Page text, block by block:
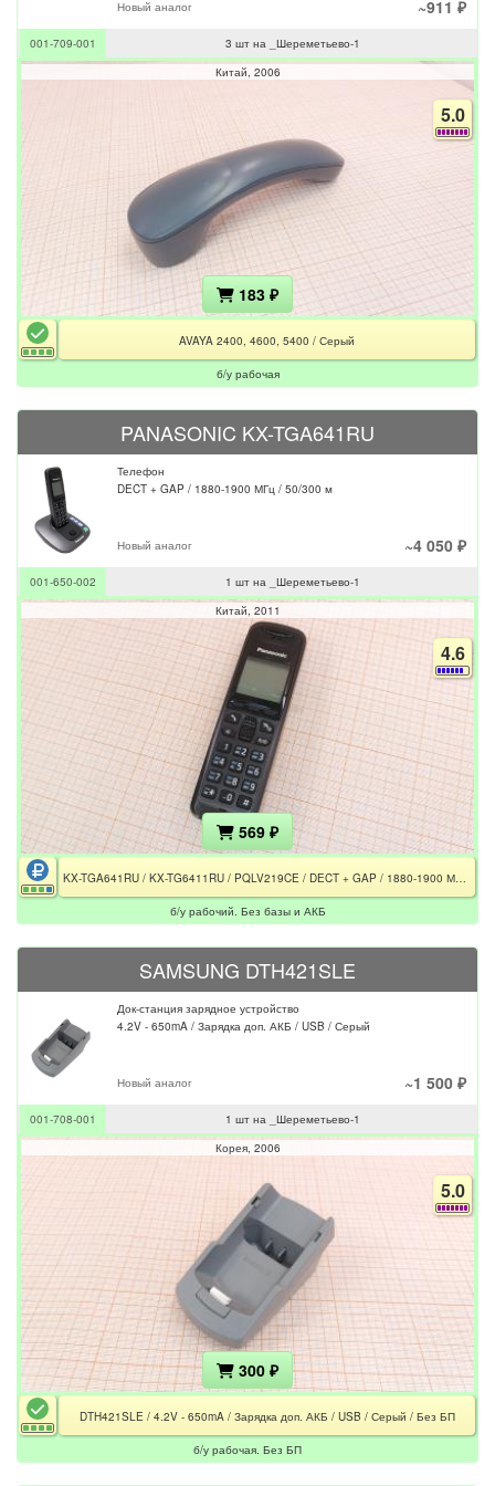
Новый аналог ~911 ₽
001-709-001
3 шт на _Шереметьево-1
Китай 2006
5.0
183 ₽
AVAYA 2400, 4600, 5400 / Серый
б/у рабочая
PANASONIC KX-TGA641RU
Телефон
DECT + GAP / 1880-1900 МГц / 50/300 м
Новый аналог ~4 050 ₽
001-650-002
1 шт на _Шереметьево-1
Китай 2011
4.6
569 ₽
KX-TGA641RU / KX-TG6411RU / PQLV219CE / DECT + GAP / 1880-1900 МГц / 50/300 м / Без базы и АКБ
б/у рабочий. Без базы и АКБ
SAMSUNG DTH421SLE
Док-станция зарядное устройство
4.2V - 650mA / Зарядка доп. АКБ / USB / Серый
Новый аналог ~1 500 ₽
001-708-001
1 шт на _Шереметьево-1
Корея 2006
5.0
300 ₽
DTH421SLE / 4.2V - 650mA / Зарядка доп. АКБ / USB / Серый / Без БП
б/у рабочая. Без БП